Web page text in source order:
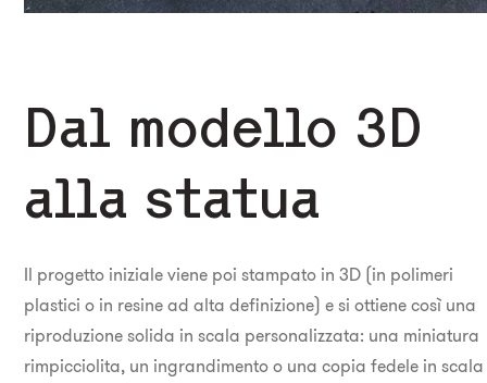
Dal modello 3D
alla statua
Il progetto iniziale viene poi stampato in 3D (in polimeri
plastici o in resine ad alta definizione) e si ottiene così una
riproduzione solida in scala personalizzata: una miniatura
rimpicciolita, un ingrandimento o una copia fedele in scala